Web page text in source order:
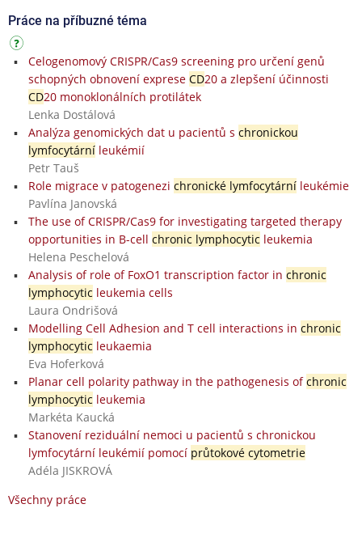
Práce na příbuzné téma
Celogenomový CRISPR/Cas9 screening pro určení genů
schopných obnovení exprese CD20 a zlepšení účinnosti
CD20 monoklonálních protilátek
Lenka Dostálová
Analýza genomických dat u pacientů s chronickou
lymfocytárníleukémií
Petr Tauš
Role migrace v patogenezi chronické lymfocytárníleukémie
Pavlína Janovská
The use of CRISPR/Cas9 for investigating targeted therapy
opportunities in B-cell chronic lymphocytic leukemia
Helena Peschelová
Analysis of role of FoxO1 transcription factor in chronic
lymphocytic leukemia cells
Laura Ondrišová
Modelling Cell Adhesion and T cell interactions in chronic
lymphocytic leukaemia
Eva Hoferková
Planar cell polarity pathway in the pathogenesis ofchronic
lymphocytic leukemia
Markéta Kaucká
Stanovení reziduální nemoci u pacientů s chronickou
lymfocytární leukémií pomocí průtokové cytometrie
Adéla JISKROVÁ
Všechny práce